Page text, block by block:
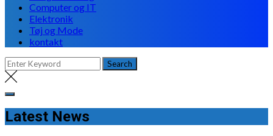
Computer og IT
Elektronik
Tøj og Mode
kontakt
Latest News